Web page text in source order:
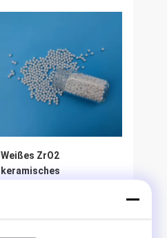
Weißes ZrO2
keramisches
ISO9001 des Ball-3.0mm
Bestpreis